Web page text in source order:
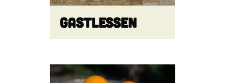
Gastlessen